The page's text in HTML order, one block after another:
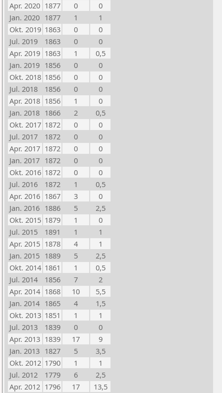
Apr. 2020 1877 0
0
Jan. 2020 1877 1
1
Okt. 2019 1863 0
0
Jul. 2019
1863 0
0
Apr. 2019 1863 1
0,5
Jan. 2019 1856 0
0
Okt. 2018 1856 0
0
Jul. 2018
1856 0
0
Apr. 2018 1856 1
0
Jan. 2018 1866 2
0,5
Okt. 2017 1872 0
0
Jul. 2017
1872 0
0
Apr. 2017 1872 0
0
Jan. 2017 1872 0
0
Okt. 2016 1872 0
0
Jul. 2016
1872 1
0,5
Apr. 2016 1867 3
0
Jan. 2016 1886 5
2,5
Okt. 2015 1879 1
0
Jul. 2015
1891 1
1
Apr. 2015 1878 4
1
Jan. 2015 1889 5
2,5
Okt. 2014 1861 1
0,5
Jul. 2014
1856 7
2
Apr. 2014 1868 10
5,5
Jan. 2014 1865 4
1,5
Okt. 2013 1851 1
1
Jul. 2013
1839 0
0
Apr. 2013 1839 17
9
Jan. 2013 1827 5
3,5
Okt. 2012 1790 1
1
Jul. 2012
1779 6
2,5
Apr. 2012 1796 17
13,5